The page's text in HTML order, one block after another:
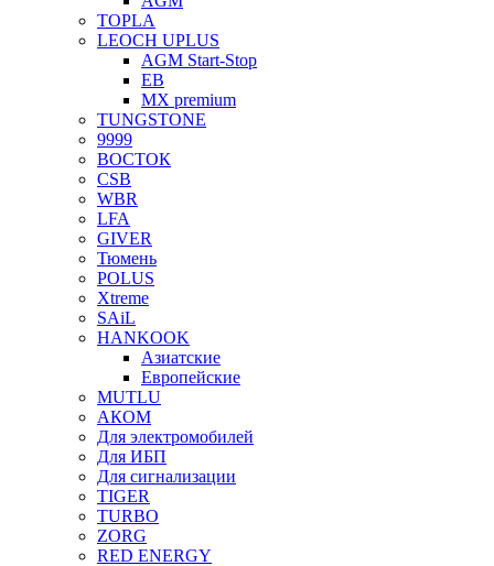
TOPLA
LEOCH UPLUS
AGM Start-Stop
EB
MX premium
TUNGSTONE
9999
ВОСТОК
CSB
WBR
LFA
GIVER
Тюмень
POLUS
Xtreme
SAiL
HANKOOK
Азиатские
Европейские
MUTLU
АКОМ
Для электромобилей
Для ИБП
Для сигнализации
TIGER
TURBO
ZORG
RED ENERGY